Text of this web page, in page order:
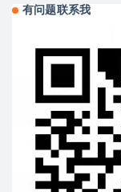
有问题联系我